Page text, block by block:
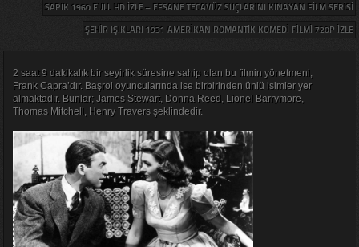
SAPIK 1960 FULL HD IZLE – EFSANE TECAVÜZ SUÇLARINI KINAYAN FILM SERISI
ŞEHIR IŞIKLARI 1931 AMERIKAN ROMANTIK KOMEDI FILMI 720P IZLE
2 saat 9 dakikalık bir seyirlik süresine sahip olan bu filmin yönetmeni,
Frank Capra’dır. Başrol oyuncularında ise birbirinden ünlü isimler yer
almaktadır. Bunlar; James Stewart, Donna Reed, Lionel Barrymore,
Thomas Mitchell, Henry Travers şeklindedir.